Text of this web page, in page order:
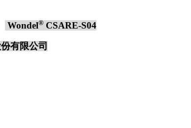
Wondel®CSARE-S04